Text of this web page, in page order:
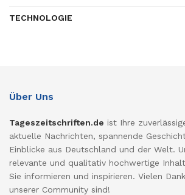
TECHNOLOGIE
Über Uns
Tageszeitschriften.de ist Ihre
aktuelle Nachrichten, spannende
Einblicke aus Deutschland und der Welt.
relevante und qualitativ hochwertige
Sie informieren und inspirieren. Vielen
unserer Community sind!